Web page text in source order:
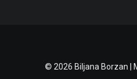
© 2026 Biljana Borzan |